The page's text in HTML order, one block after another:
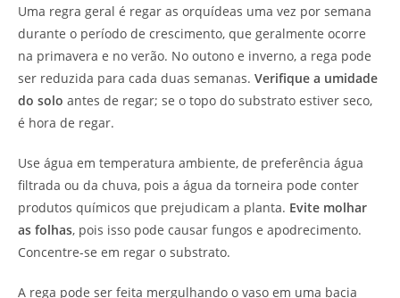
Uma regra geral é regar as orquídeas uma vez por semana
durante o período de crescimento, que geralmente ocorre
na primavera e no verão. No outono e inverno, a rega pode
ser reduzida para cada duas semanas. Verifique a umidade
do solo antes de regar; se o topo do substrato estiver seco,
é hora de regar.
Use água em temperatura ambiente, de preferência água
filtrada ou da chuva, pois a água da torneira pode conter
produtos químicos que prejudicam a planta. Evite molhar
as folhas, pois isso pode causar fungos e apodrecimento.
Concentre-se em regar o substrato.
A rega pode ser feita mergulhando o vaso em uma bacia